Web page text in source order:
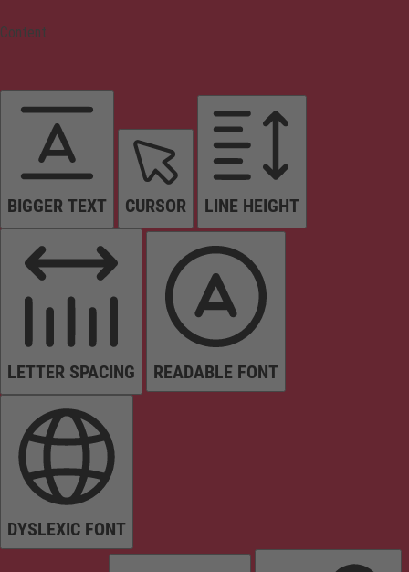
Content
BIGGER TEXT CURSOR LINE HEIGHT
LETTER SPACING READABLE FONT
DYSLEXIC FONT